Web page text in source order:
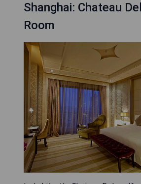
Shanghai: Chateau
Room